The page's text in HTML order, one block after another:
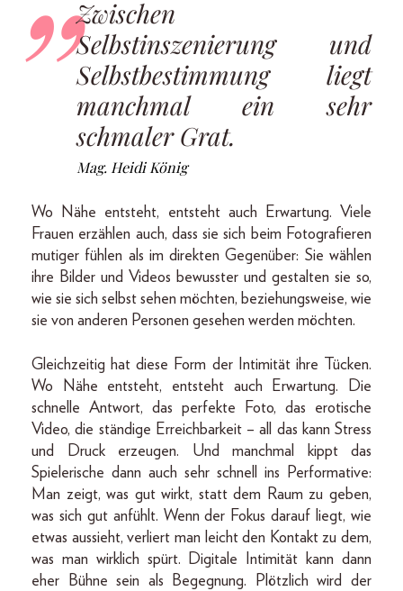
Zwischen
Selbstinszenierung und
Selbstbestimmung liegt
manchmal ein sehr
schmaler Grat.
Mag. Heidi König
Wo Nähe entsteht, entsteht auch Erwartung. Viele
Frauen erzählen auch, dass sie sich beim Fotografieren
mutiger fühlen als im direkten Gegenüber: Sie wählen
ihre Bilder und Videos bewusster und gestalten sie so,
wie sie sich selbst sehen möchten, beziehungsweise, wie
sie von anderen Personen gesehen werden möchten.
Gleichzeitig hat diese Form der Intimität ihre Tücken.
Wo Nähe entsteht, entsteht auch Erwartung. Die
schnelle Antwort, das perfekte Foto, das erotische
Video, die ständige Erreichbarkeit – all das kann Stress
und Druck erzeugen. Und manchmal kippt das
Spielerische dann auch sehr schnell ins Performative:
Man zeigt, was gut wirkt, statt dem Raum zu geben,
was sich gut anfühlt. Wenn der Fokus darauf liegt, wie
etwas aussieht, verliert man leicht den Kontakt zu dem,
was man wirklich spürt. Digitale Intimität kann dann
eher Bühne sein als Begegnung. Plötzlich wird der